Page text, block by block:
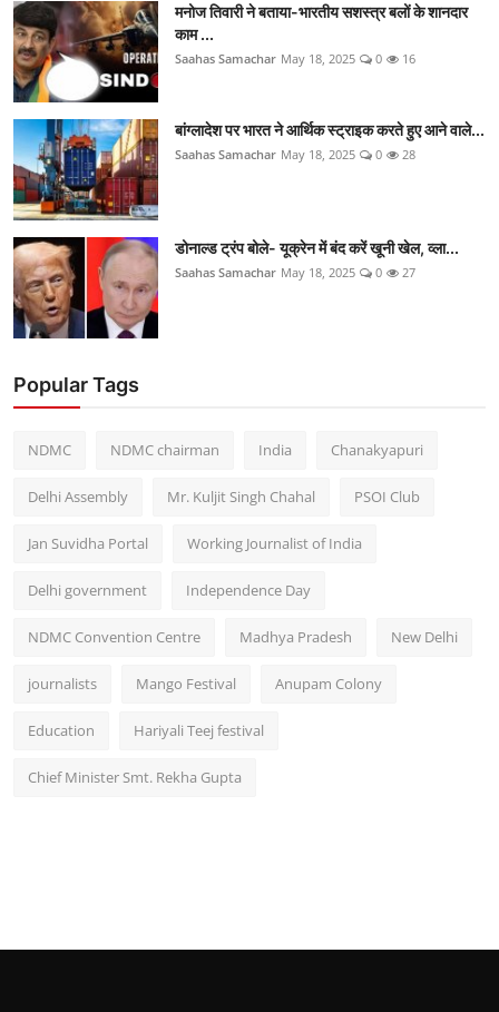
मनोज तिवारी ने बताया-भारतीय सशस्त्र बलों के शानदार
काम ...
Saahas Samachar May 18, 2025 0 16
बांग्लादेश पर भारत ने आर्थिक स्ट्राइक करते हुए आने वाले...
Saahas Samachar May 18, 2025 0 28
डोनाल्ड ट्रंप बोले- यूक्रेन में बंद करें खूनी खेल, व्ला...
Saahas Samachar May 18, 2025 0 27
Popular Tags
NDMC NDMC chairman India Chanakyapuri
Delhi Assembly Mr. Kuljit Singh Chahal PSOI Club
Jan Suvidha Portal Working Journalist of India
Delhi government Independence Day
NDMC Convention Centre Madhya Pradesh New Delhi
journalists Mango Festival Anupam Colony
Education Hariyali Teej festival
Chief Minister Smt. Rekha Gupta